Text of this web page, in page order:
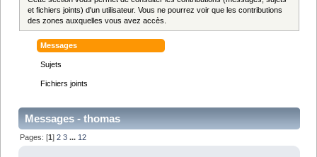
et fichiers joints) d'un utilisateur. Vous ne pourrez voir que les contributions
des zones auxquelles vous avez accès.
Messages
Sujets
Fichiers joints
Messages - thomas
Pages: [1]2 3 ...12